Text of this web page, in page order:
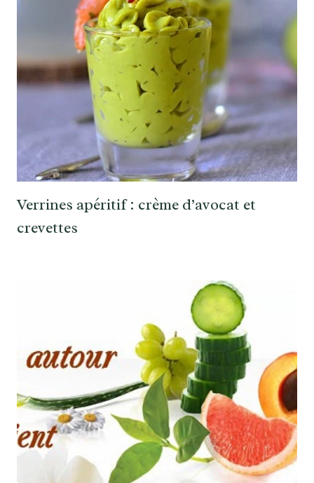
Verrines apéritif : crème d’avocat et
crevettes